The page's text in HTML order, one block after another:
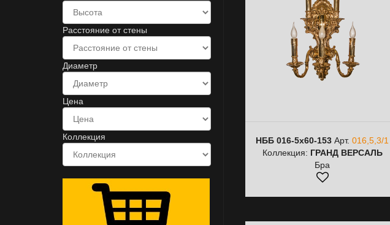
Расстояние от стены
Диаметр
Цена
Коллекция НББ 016-5х60-153 Арт.016,5,3/1
Коллекция: ГРАНД ВЕРСАЛЬ
Бра